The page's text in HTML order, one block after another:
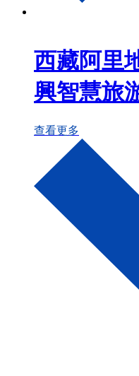
西藏阿里
興智慧旅
查看更多